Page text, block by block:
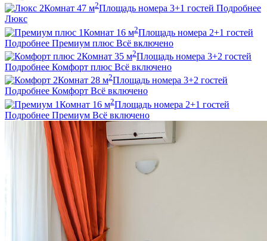
2Комнат 47 м2Площадь номера 3+1 гостей Подробнее
Люкс
1Комнат 16 м2Площадь номера 2+1 гостей
Подробнее Премиум плюс Всё включено
2Комнат 35 м2Площадь номера 3+2 гостей
Подробнее Комфорт плюс Всё включено
2Комнат 28 м2Площадь номера 3+2 гостей
Подробнее Комфорт Всё включено
1Комнат 16 м2Площадь номера 2+1 гостей
Подробнее Премиум Всё включено